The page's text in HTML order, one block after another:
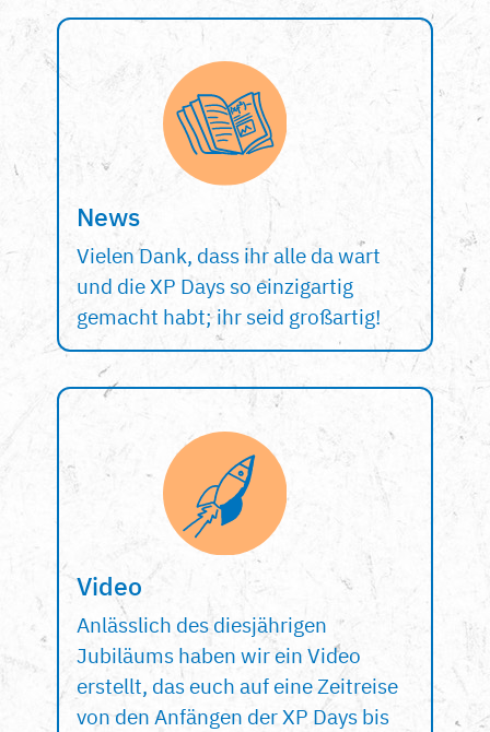
News
Vielen Dank, dass ihr alle da wart
und die XP Days so einzigartig
gemacht habt; ihr seid großartig!
Video
Anlässlich des diesjährigen
Jubiläums haben wir ein Video
erstellt, das euch auf eine Zeitreise
von den Anfängen der XP Days bis